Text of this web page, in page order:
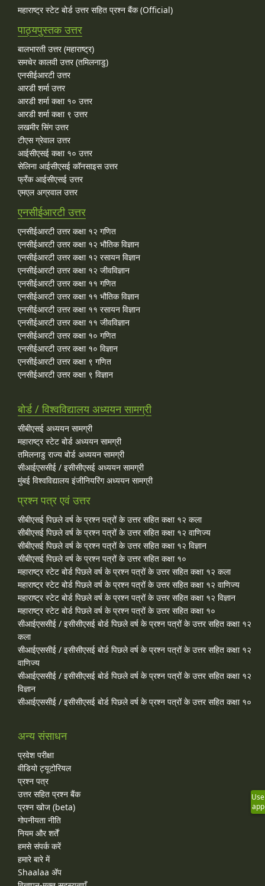
महाराष्ट्र स्टेट बोर्ड उत्तर सहित प्रश्न बैंक (Official)
पाठ्यपुस्तक उत्तर
बालभारती उत्तर (महाराष्ट्र)
समचेर कालवी उत्तर (तमिलनाडु)
एनसीईआरटी उत्तर
आरडी शर्मा उत्तर
आरडी शर्मा कक्षा १० उत्तर
आरडी शर्मा कक्षा ९ उत्तर
लखमीर सिंग उत्तर
टीएस ग्रेवाल उत्तर
आईसीएसई कक्षा १० उत्तर
सेलिना आईसीएसई कॉनसाइस उत्तर
फ्रँक आईसीएसई उत्तर
एमएल अग्रवाल उत्तर
एनसीईआरटी उत्तर
एनसीईआरटी उत्तर कक्षा १२ गणित
एनसीईआरटी उत्तर कक्षा १२ भौतिक विज्ञान
एनसीईआरटी उत्तर कक्षा १२ रसायन विज्ञान
एनसीईआरटी उत्तर कक्षा १२ जीवविज्ञान
एनसीईआरटी उत्तर कक्षा ११ गणित
एनसीईआरटी उत्तर कक्षा ११ भौतिक विज्ञान
एनसीईआरटी उत्तर कक्षा ११ रसायन विज्ञान
एनसीईआरटी उत्तर कक्षा ११ जीवविज्ञान
एनसीईआरटी उत्तर कक्षा १० गणित
एनसीईआरटी उत्तर कक्षा १० विज्ञान
एनसीईआरटी उत्तर कक्षा ९ गणित
एनसीईआरटी उत्तर कक्षा ९ विज्ञान
बोर्ड / विश्वविद्यालय अध्ययन सामग्री
सीबीएसई अध्ययन सामग्री
महाराष्ट्र स्टेट बोर्ड अध्ययन सामग्री
तमिलनाडु राज्य बोर्ड अध्ययन सामग्री
सीआईएससीई / इसीसीएसई अध्ययन सामग्री
मुंबई विश्वविद्यालय इंजीनियरिंग अध्ययन सामग्री
प्रश्न पत्र एवं उत्तर
सीबीएसई पिछले वर्ष के प्रश्न पत्रों के उत्तर सहित कक्षा १२ कला
सीबीएसई पिछले वर्ष के प्रश्न पत्रों के उत्तर सहित कक्षा १२ वाणिज्य
सीबीएसई पिछले वर्ष के प्रश्न पत्रों के उत्तर सहित कक्षा १२ विज्ञान
सीबीएसई पिछले वर्ष के प्रश्न पत्रों के उत्तर सहित कक्षा १०
महाराष्ट्र स्टेट बोर्ड पिछले वर्ष के प्रश्न पत्रों के उत्तर सहित कक्षा १२ कला
महाराष्ट्र स्टेट बोर्ड पिछले वर्ष के प्रश्न पत्रों के उत्तर सहित कक्षा १२ वाणिज्य
महाराष्ट्र स्टेट बोर्ड पिछले वर्ष के प्रश्न पत्रों के उत्तर सहित कक्षा १२ विज्ञान
महाराष्ट्र स्टेट बोर्ड पिछले वर्ष के प्रश्न पत्रों के उत्तर सहित कक्षा १०
सीआईएससीई / इसीसीएसई बोर्ड पिछले वर्ष के प्रश्न पत्रों के उत्तर सहित कक्षा १२
कला
सीआईएससीई / इसीसीएसई बोर्ड पिछले वर्ष के प्रश्न पत्रों के उत्तर सहित कक्षा १२
वाणिज्य
सीआईएससीई / इसीसीएसई बोर्ड पिछले वर्ष के प्रश्न पत्रों के उत्तर सहित कक्षा १२
विज्ञान
सीआईएससीई / इसीसीएसई बोर्ड पिछले वर्ष के प्रश्न पत्रों के उत्तर सहित कक्षा १०
अन्य संसाधन
प्रवेश परीक्षा
वीडियो ट्यूटोरियल
प्रश्न पत्र
उत्तर सहित प्रश्न बैंक
प्रश्न खोज (beta)
गोपनीयता नीति
नियम और शर्तें
हमसे संपर्क करें
हमारे बारे में
Shaalaa ॲप
Use
app